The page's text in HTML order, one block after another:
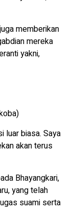
memberikan
mereka
yakni,
luar biasa. Saya
akan terus
Bhayangkari,
yang telah
suami serta